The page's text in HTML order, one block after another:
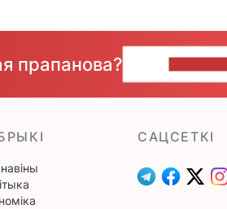
прапанова?
САЦСЕТКІ